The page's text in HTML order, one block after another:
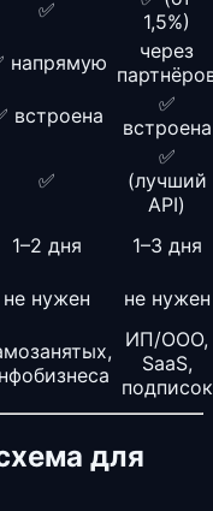
✅
1,5%)
напрямую
через
встроена
✅
встроена
✅
✅
(лучший
API)
1–2 дня
1–3 дня
не нужен не нужен
ИП/ООО,
SaaS,
подписок
для